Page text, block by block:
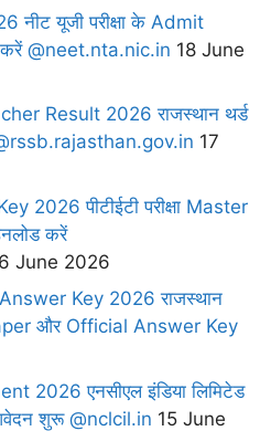
यूजी परीक्षा के Admit
करें @neet.nta.nic.in 18 June
Result 2026 राजस्थान थर्ड
17
2026 पीटीईटी परीक्षा Master
करें
June 2026
Key 2026 राजस्थान
और Official Answer Key
2026 एनसीएल इंडिया लिमिटेड
शुरू @nclcil.in 15 June